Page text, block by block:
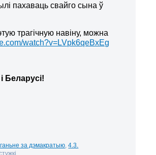
пахаваць свайго сына ў
трагічную навіну, можна
watch?v=LVpk6qeBxEg
Беларусі!
за дэмакратыю ,4.3.